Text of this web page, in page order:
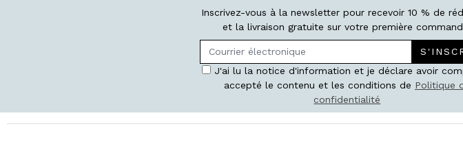
Inscrivez-vous à la newsletter pour recevoir 10 % de
et la livraison gratuite sur votre première
J'ai lu la notice d'information et je déclare avoir
accepté le contenu et les conditions de Politique
confidentialité